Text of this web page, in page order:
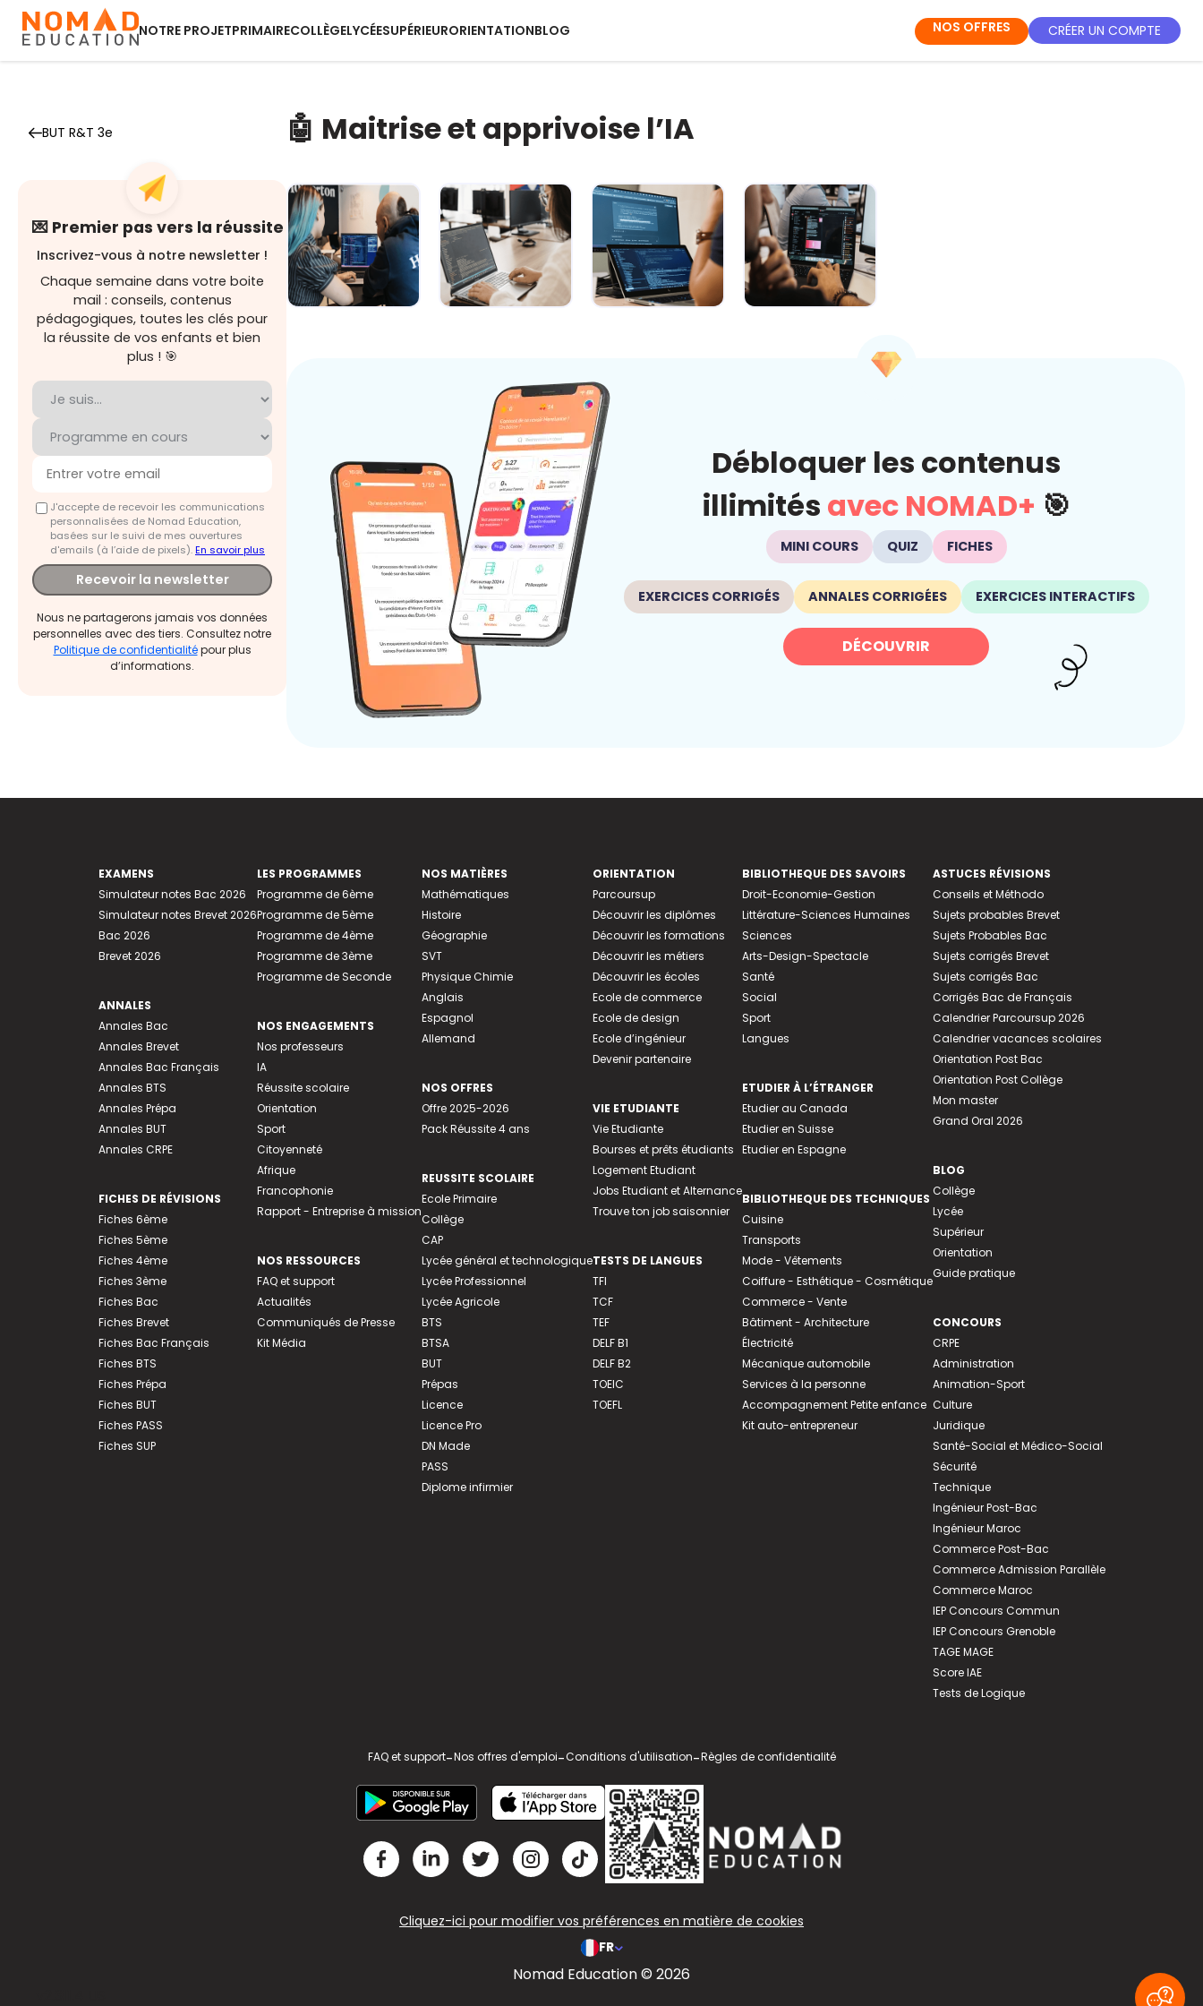
NOTRE PROJETPRIMAIRECOLLÈGELYCÉESUPÉRIEURORIENTATIONBLOG NOS OFFRES CRÉER UN COMPTE
BUT R&T 3e
💌 Premier pas vers la réussite
Inscrivez-vous à notre newsletter !
Chaque semaine dans votre boite
mail : conseils, contenus
pédagogiques, toutes les clés pour
la réussite de vos enfants et bien
plus ! 🎯
J'accepte de recevoir les communications
personnalisées de Nomad Education,
basées sur le suivi de mes ouvertures
d'emails (à l’aide de pixels).En savoir plus
Recevoir la newsletter
Nous ne partagerons jamais vos données
personnelles avec des tiers. Consultez notre
Politique de confidentialitépour plus
d’informations.
🤖 Maitrise et apprivoise l’IA
Débloquer les contenus
illimités avec NOMAD+ 🎯
MINI COURS QUIZ FICHES
EXERCICES CORRIGÉS ANNALES CORRIGÉES EXERCICES INTERACTIFS
DÉCOUVRIR
EXAMENS
Simulateur notes Bac 2026
Simulateur notes Brevet 2026
Bac 2026
Brevet 2026
ANNALES
Annales Bac
Annales Brevet
Annales Bac Français
Annales BTS
Annales Prépa
Annales BUT
Annales CRPE
FICHES DE RÉVISIONS
Fiches 6ème
Fiches 5ème
Fiches 4ème
Fiches 3ème
Fiches Bac
Fiches Brevet
Fiches Bac Français
Fiches BTS
Fiches Prépa
Fiches BUT
Fiches PASS
Fiches SUP
LES PROGRAMMES
Programme de 6ème
Programme de 5ème
Programme de 4ème
Programme de 3ème
Programme de Seconde
NOS ENGAGEMENTS
Nos professeurs
IA
Réussite scolaire
Orientation
Sport
Citoyenneté
Afrique
Francophonie
Rapport - Entreprise à mission
NOS RESSOURCES
FAQ et support
Actualités
Communiqués de Presse
Kit Média
NOS MATIÈRES
Mathématiques
Histoire
Géographie
SVT
Physique Chimie
Anglais
Espagnol
Allemand
NOS OFFRES
Offre 2025-2026
Pack Réussite 4 ans
REUSSITE SCOLAIRE
Ecole Primaire
Collège
CAP
Lycée général et technologique
Lycée Professionnel
Lycée Agricole
BTS
BTSA
BUT
Prépas
Licence
Licence Pro
DN Made
PASS
Diplome infirmier
ORIENTATION
Parcoursup
Découvrir les diplômes
Découvrir les formations
Découvrir les métiers
Découvrir les écoles
Ecole de commerce
Ecole de design
Ecole d’ingénieur
Devenir partenaire
VIE ETUDIANTE
Vie Etudiante
Bourses et prêts étudiants
Logement Etudiant
Jobs Etudiant et Alternance
Trouve ton job saisonnier
TESTS DE LANGUES
TFI
TCF
TEF
DELF B1
DELF B2
TOEIC
TOEFL
BIBLIOTHEQUE DES SAVOIRS
Droit-Economie-Gestion
Littérature-Sciences Humaines
Sciences
Arts-Design-Spectacle
Santé
Social
Sport
Langues
ETUDIER À L’ÉTRANGER
Etudier au Canada
Etudier en Suisse
Etudier en Espagne
BIBLIOTHEQUE DES TECHNIQUES
Cuisine
Transports
Mode - Vêtements
Coiffure - Esthétique - Cosmétique
Commerce - Vente
Bâtiment - Architecture
Électricité
Mécanique automobile
Services à la personne
Accompagnement Petite enfance
Kit auto-entrepreneur
ASTUCES RÉVISIONS
Conseils et Méthodo
Sujets probables Brevet
Sujets Probables Bac
Sujets corrigés Brevet
Sujets corrigés Bac
Corrigés Bac de Français
Calendrier Parcoursup 2026
Calendrier vacances scolaires
Orientation Post Bac
Orientation Post Collège
Mon master
Grand Oral 2026
BLOG
Collège
Lycée
Supérieur
Orientation
Guide pratique
CONCOURS
CRPE
Administration
Animation-Sport
Culture
Juridique
Santé-Social et Médico-Social
Sécurité
Technique
Ingénieur Post-Bac
Ingénieur Maroc
Commerce Post-Bac
Commerce Admission Parallèle
Commerce Maroc
IEP Concours Commun
IEP Concours Grenoble
TAGE MAGE
Score IAE
Tests de Logique
FAQ et support-Nos offres d'emploi-Conditions d'utilisation-Règles de confidentialité
Cliquez-ici pour modifier vos préférences en matière de cookies
FR
Nomad Education © 2026